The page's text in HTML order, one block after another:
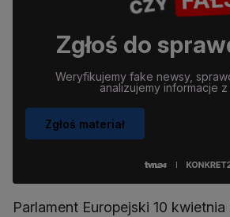
Zgłoś do
Weryfikujemy fake newsy,
analizujemy informacje z
Zgłoś materiał
Parlament Europejski 10